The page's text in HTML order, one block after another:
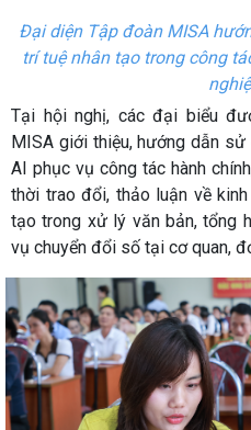
Đại diện Tập đoàn MISA
trí tuệ nhân tạo trong công
Tại hội nghị, các đại biểu
MISA giới thiệu, hướng dẫn
AI phục vụ công tác hành
thời trao đổi, thảo luận về
tạo trong xử lý văn bản, tổng
vụ chuyển đổi số tại cơ quan,